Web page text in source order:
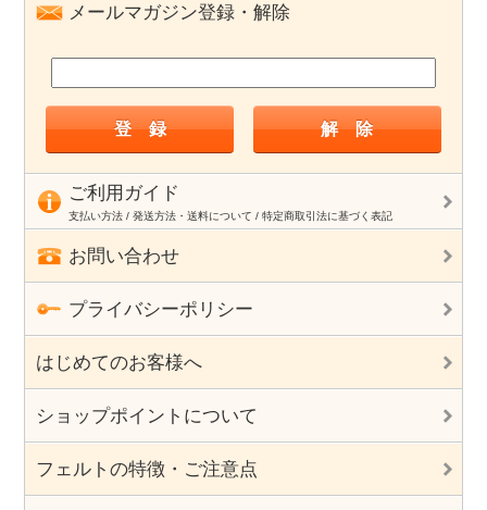
メールマガジン登録・解除
ご利用ガイド
支払い方法 / 発送方法・送料について / 特定商取引法に基づく表記
お問い合わせ
プライバシーポリシー
はじめてのお客様へ
ショップポイントについて
フェルトの特徴・ご注意点